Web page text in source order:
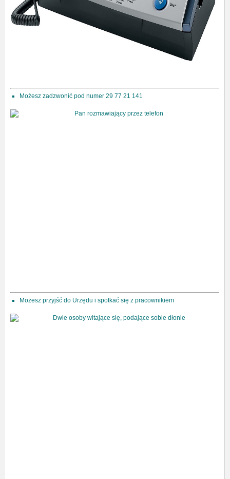
Możesz zadzwonić pod numer 29 77 21 141
Możesz przyjść do Urzędu i spotkać się z pracownikiem